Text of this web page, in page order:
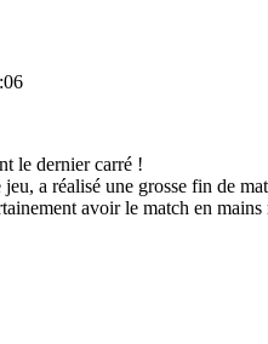
le dernier carré !
a réalisé une grosse fin de
avoir le match en